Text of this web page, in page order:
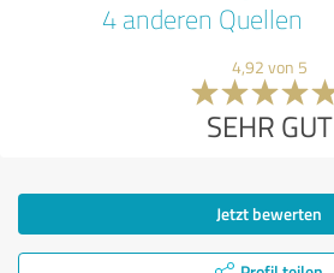
4 anderen Quellen
4,92 von 5
SEHR GUT
Jetzt bewerten